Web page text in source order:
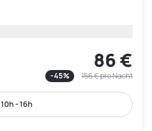
86 €
-45% 156 €pro Nacht
10h - 16h